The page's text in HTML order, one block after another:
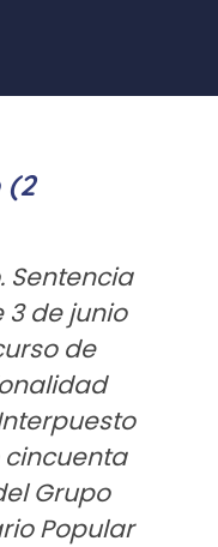
(2
Sentencia
3 de junio
de
Grupo
Popular